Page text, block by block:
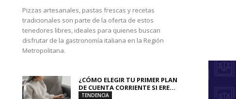
Pizzas artesanales, pastas frescas y recetas
tradicionales son parte de la oferta de estos
tenedores libres, ideales para quienes buscan
disfrutar de la gastronomía italiana en la Región
Metropolitana.
¿CÓMO ELEGIR TU PRIMER PLAN
DE CUENTA CORRIENTE SI ERE...
TENDENCIA